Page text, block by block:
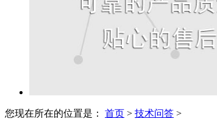
您现在所在的位置是： 首页 > 技术问答 >